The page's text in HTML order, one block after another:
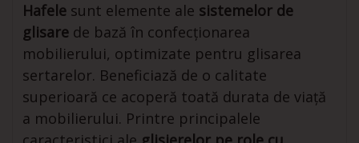
Hafele sunt elemente ale sistemelor de
glisare de bază în confecționarea
mobilierului, optimizate pentru glisarea
sertarelor. Beneficiază de o calitate
superioară ce acoperă toată durata de viață
a mobilierului. Printre principalele